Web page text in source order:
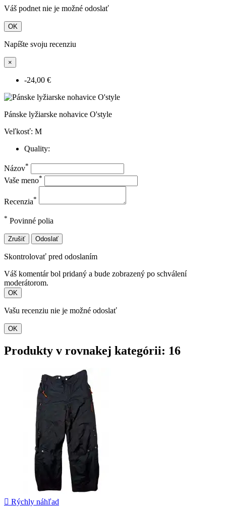
Váš podnet nie je možné odoslať
OK
Napíšte svoju recenziu
×
-24,00 €
Pánske lyžiarske nohavice O'style
Veľkosť: M
Quality:
Názov*
Vaše meno*
Recenzia*
* Povinné polia
Zrušiť Odoslať
Skontrolovať pred odoslaním
Váš komentár bol pridaný a bude zobrazený po schválení
moderátorom.
OK
Vašu recenziu nie je možné odoslať
OK
Produkty v rovnakej kategórii: 16
 Rýchly náhľad